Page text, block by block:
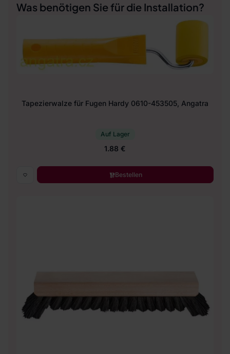
Was benötigen Sie für die Installation?
Tapezierwalze für Fugen Hardy 0610-453505, Angatra
Auf Lager
1.88 €
Bestellen